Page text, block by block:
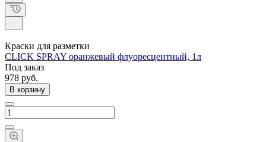
Краски для разметки
CLICK SPRAY оранжевый флуоресцентный, 1л
Под заказ
978 руб.
В корзину